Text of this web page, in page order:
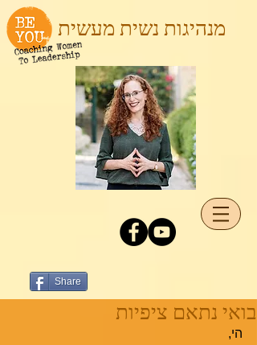
מנהיגות נשית מעשית
Share
בואי נתאם ציפיות
הי,